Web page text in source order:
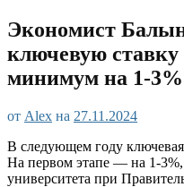
Экономист
ключевую ставку
минимум на 1-3%
от Alex на 27.11.2024
В следующем году ключевая
На первом этапе — на 1-
университета при